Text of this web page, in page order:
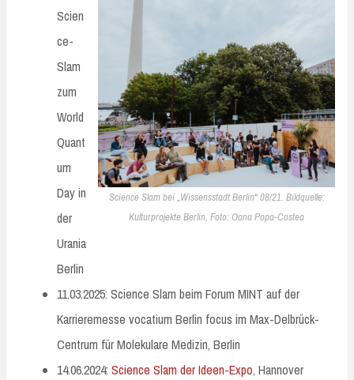
Science Slam bei „Wissensstadt Berlin“ 08/21. Bildquelle:
Kulturprojekte Berlin, Foto: Oana Popa-Costea
Scien
ce-
Slam
zum
World
Quant
um
Day in
der
Urania
Berlin
11.03.2025: Science Slam beim Forum MINT auf der
Karrieremesse vocatium Berlin focus im Max-Delbrück-
Centrum für Molekulare Medizin, Berlin
14.06.2024: Science Slam der Ideen-Expo, Hannover